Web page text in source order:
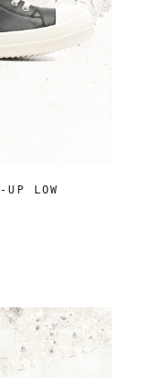
UP LOW